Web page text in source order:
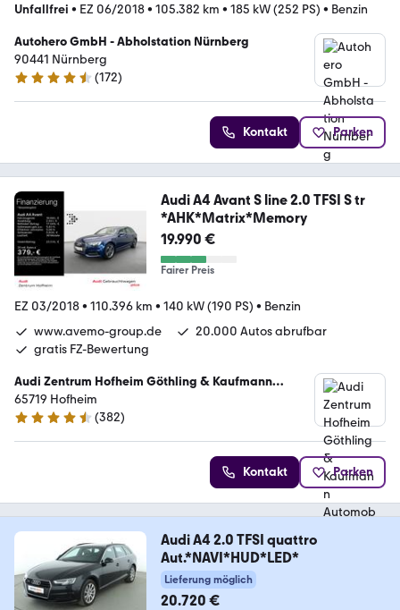
Unfallfrei • EZ 06/2018• 105.382 km • 185 kW (252 PS) • Benzin
Autohero GmbH - Abholstation Nürnberg
90441 Nürnberg
4.5 Sterne
(172)
Kontakt Parken
Audi A4 Avant S line 2.0 TFSI S tr
*AHK*Matrix*Memory
19.990 €
Fairer Preis
EZ 03/2018• 110.396 km • 140 kW (190 PS) • Benzin
www.avemo-group.de
20.000 Autos abrufbar
gratis FZ-Bewertung
Audi Zentrum Hofheim Göthling & Kaufmann
Automobile GmbH
65719 Hofheim
4.6 Sterne
(382)
Kontakt Parken
Audi A4 2.0 TFSI quattro
Aut.*NAVI*HUD*LED*
Lieferung möglich
20.720 €